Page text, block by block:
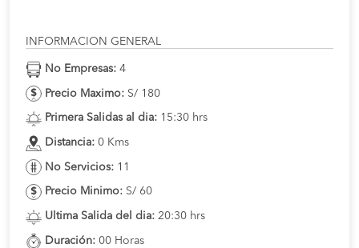
INFORMACION GENERAL
No Empresas: 4
Precio Maximo: S/ 180
Primera Salidas al dia: 15:30 hrs
Distancia: 0 Kms
No Servicios: 11
Precio Minimo: S/ 60
Ultima Salida del dia: 20:30 hrs
Duración: 00 Horas